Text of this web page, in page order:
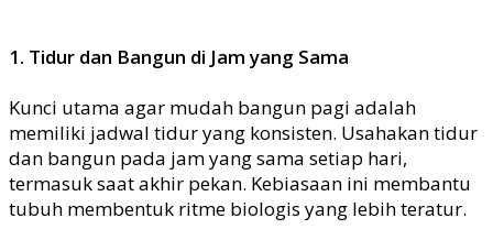
1. Tidur dan Bangun di Jam yang Sama
Kunci utama agar mudah bangun pagi adalah
memiliki jadwal tidur yang konsisten. Usahakan tidur
dan bangun pada jam yang sama setiap hari,
termasuk saat akhir pekan. Kebiasaan ini membantu
tubuh membentuk ritme biologis yang lebih teratur.